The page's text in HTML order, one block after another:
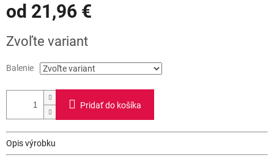
od 21,96 €
cena:
Zvoľte variant
Balenie
Pridať do košíka
Opis výrobku